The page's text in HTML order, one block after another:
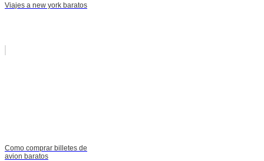
Viajes a new york baratos
Como comprar billetes de
avion baratos